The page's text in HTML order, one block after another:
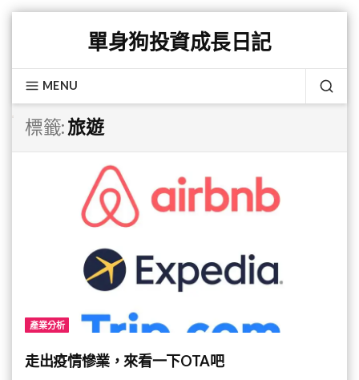
content
單身狗投資成長日記
MENU
標籤:旅遊
產業分析
走出疫情慘業，來看一下OTA吧